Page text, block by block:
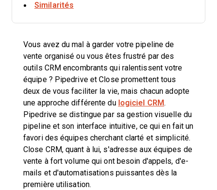
Similarités
Vous avez du mal à garder votre pipeline de
vente organisé ou vous êtes frustré par des
outils CRM encombrants qui ralentissent votre
équipe ? Pipedrive et Close promettent tous
deux de vous faciliter la vie, mais chacun adopte
une approche différente du logiciel CRM .
Pipedrive se distingue par sa gestion visuelle du
pipeline et son interface intuitive, ce qui en fait un
favori des équipes cherchant clarté et simplicité.
Close CRM, quant à lui, s'adresse aux équipes de
vente à fort volume qui ont besoin d'appels, d'e-
mails et d'automatisations puissantes dès la
première utilisation.